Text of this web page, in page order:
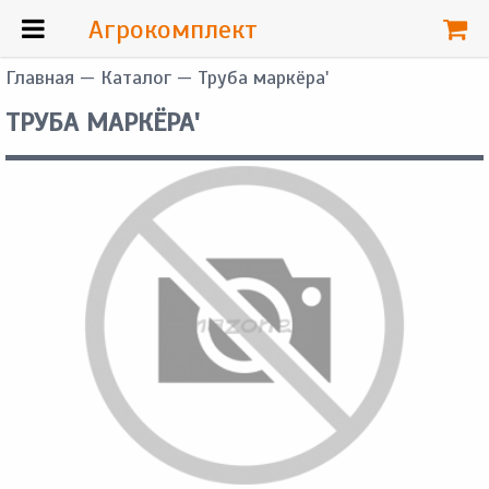
Главная — Каталог — Труба маркёра'
ТРУБА МАРКЁРА'
Агрокомплект